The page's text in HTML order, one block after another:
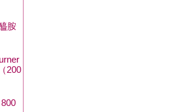
胺
200